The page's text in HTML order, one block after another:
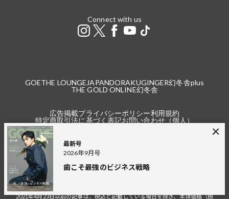
最新号
2026年9月号
歯こそ最強のビジネス戦略
Connect with us
GOETHE LOUNGE JAPANDORAKUGINGER幻冬舎plus
THE GOLD ONLINE幻冬舎
広告掲載プライバシーポリシー利用規約
特定商取引法に基づく表記お問い合わせ（個人）
※本サイトで掲載している商品の価格は2021年4月24日以降の記事より税込（本
2021年4月23日以前の記事は、税込と記載している場合を除き、本体価格（税